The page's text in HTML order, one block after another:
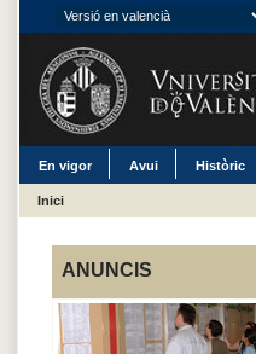
En vigor Avui Històric
Inici
ANUNCIS